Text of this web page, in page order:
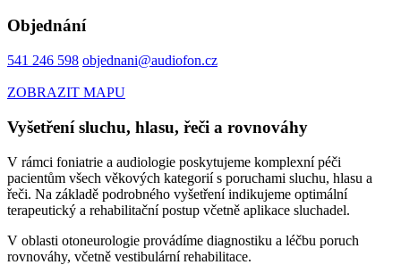
Objednání
541 246 598 objednani@audiofon.cz
ZOBRAZIT MAPU
Vyšetření sluchu, hlasu, řeči a rovnováhy
V rámci foniatrie a audiologie poskytujeme komplexní péči
pacientům všech věkových kategorií s poruchami sluchu, hlasu a
řeči. Na základě podrobného vyšetření indikujeme optimální
terapeutický a rehabilitační postup včetně aplikace sluchadel.
V oblasti otoneurologie provádíme diagnostiku a léčbu poruch
rovnováhy, včetně vestibulární rehabilitace.